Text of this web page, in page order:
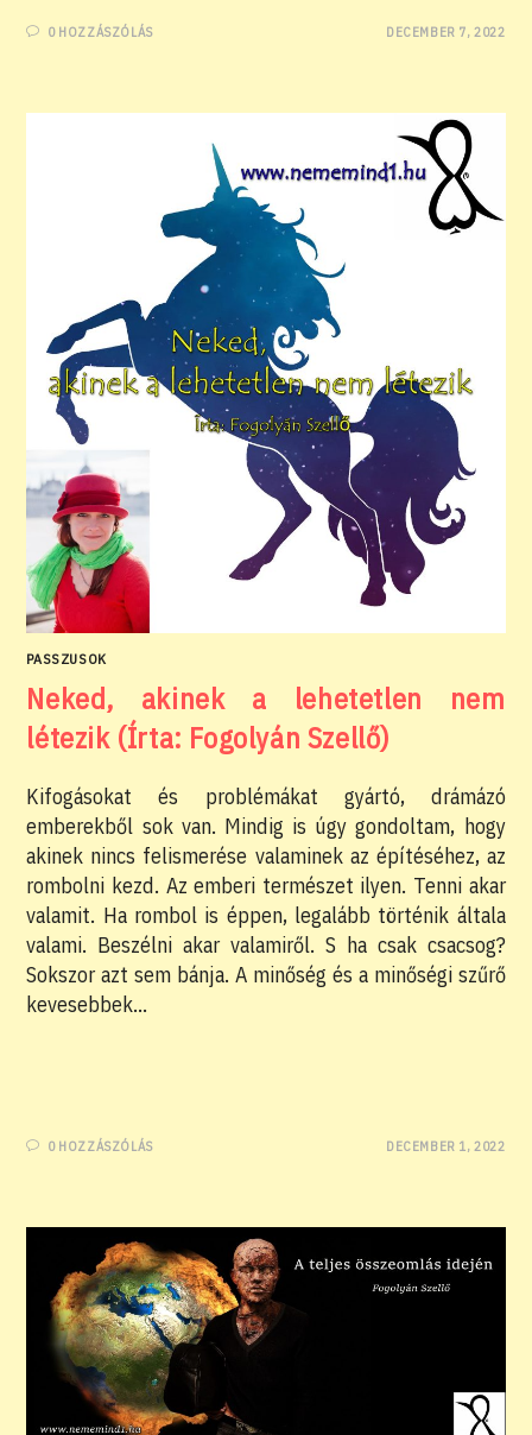
0 HOZZÁSZÓLÁS DECEMBER 7, 2022
PASSZUSOK
Neked, akinek a lehetetlen nem
létezik (Írta: Fogolyán Szellő)
Kifogásokat és problémákat gyártó, drámázó
emberekből sok van. Mindig is úgy gondoltam, hogy
akinek nincs felismerése valaminek az építéséhez, az
rombolni kezd. Az emberi természet ilyen. Tenni akar
valamit. Ha rombol is éppen, legalább történik általa
valami. Beszélni akar valamiről. S ha csak csacsog?
Sokszor azt sem bánja. A minőség és a minőségi szűrő
kevesebbek…
0 HOZZÁSZÓLÁS DECEMBER 1, 2022